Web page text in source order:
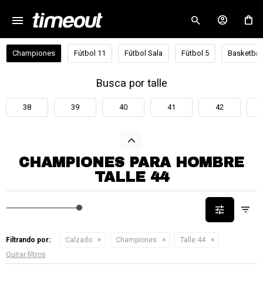
menu
Championes Fútbol 11 Fútbol Sala Fútbol 5 Basketball
Busca por talle
38 39 40 41 42
CHAMPIONES PARA HOMBRE
TALLE 44
Filtrando por: Calzado Championes
Talle 44
Quitar filtros